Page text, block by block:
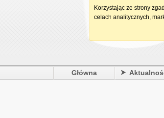
Główna
Korzystając ze strony
celach analitycznych,